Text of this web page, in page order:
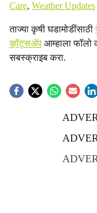
Care, Weather Updates
ताज्या कृषी घडामोडींसाठी
व्हॉट्सॲप आम्हाला फॉलो
सबस्क्राइब करा.